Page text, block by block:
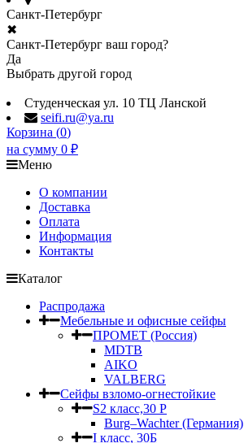
Санкт-Петербург
✖
Санкт-Петербург ваш город?
Да
Выбрать другой город
Студенческая ул. 10 ТЦ Ланской
seifi.ru@ya.ru
Корзина (0)
на сумму 0 ₽
Меню
О компании
Доставка
Оплата
Информация
Контакты
Каталог
Распродажа
Мебельные и офисные сейфы
ПРОМЕТ (Россия)
MDTB
AIKO
VALBERG
Сейфы взломо-огнестойкие
S2 класс,30 Р
Burg–Wachter (Германия)
I класс, 30Б